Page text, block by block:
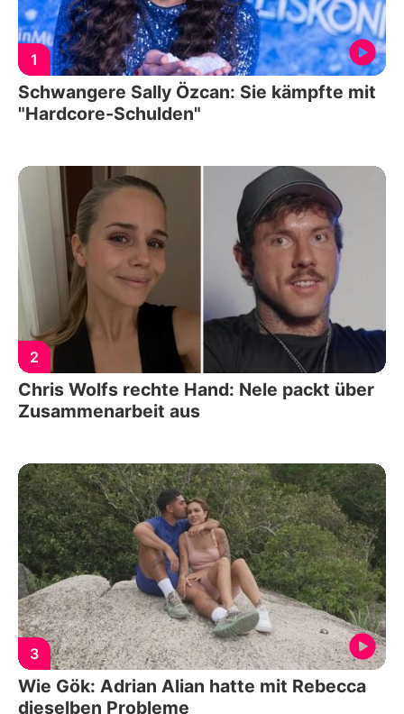
1
Schwangere Sally Özcan: Sie kämpfte mit
"Hardcore-Schulden"
2
Chris Wolfs rechte Hand: Nele packt über
Zusammenarbeit aus
3
Wie Gök: Adrian Alian hatte mit Rebecca
dieselben Probleme